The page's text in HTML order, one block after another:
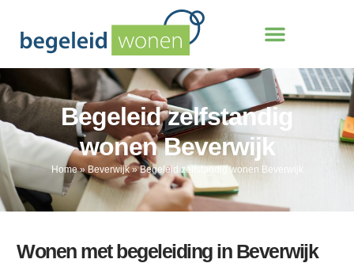
Begeleid zelfstandig
wonen Beverwijk
Home»Beverwijk»Begeleid zelfstandig wonen Beverwijk
Wonen met begeleiding in Beverwijk